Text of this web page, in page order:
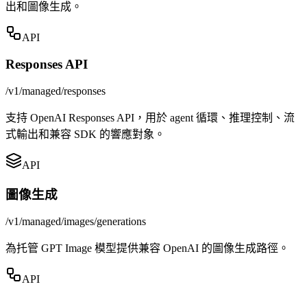
出和圖像生成。
API
Responses API
/v1/managed/responses
支持 OpenAI Responses API，用於 agent 循環、推理控制、流
式輸出和兼容 SDK 的響應對象。
API
圖像生成
/v1/managed/images/generations
為托管 GPT Image 模型提供兼容 OpenAI 的圖像生成路徑。
API